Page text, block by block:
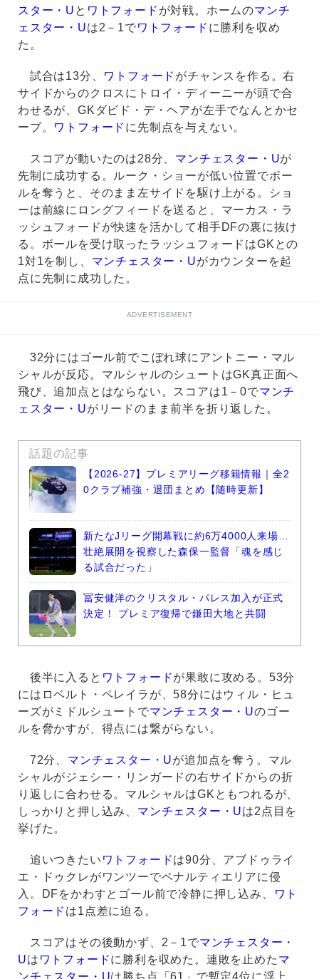
スター・U と ワトフォード が対戦。ホームのマンチ
ェスター・Uは2－1でワトフォード に勝利を収め
た。
試合は13分、 ワトフォード がチャンスを作る。右
サイドからのクロスにトロイ・ディーニーが頭で合
わせるが、GKダビド・デ・ヘアが左手でなんとかセ
ーブ。 ワトフォード に先制点を与えない。
スコアが動いたのは28分、 マンチェスター・Uが
先制に成功する。ルーク・ショーが低い位置でボー
ルを奪うと、そのまま左サイドを駆け上がる。ショ
ーは前線にロングフィードを送ると、マーカス・ラ
ッシュフォードが快速を活かして相手DFの裏に抜け
る。ボールを受け取ったラッシュフォードはGKとの
1対1を制し、 マンチェスター・Uがカウンターを起
点に先制に成功した。
ADVERTISEMENT
32分にはゴール前でこぼれ球にアントニー・マル
シャルが反応。マルシャルのシュートはGK真正面へ
飛び、追加点とはならない。スコアは1－0でマンチ
ェスター・Uがリードのまま前半を折り返した。
話題の記事
【2026-27】プレミアリーグ移籍情報｜全2
0クラブ補強・退団まとめ【随時更新】
新たなJリーグ開幕戦に約6万4000人来場…
壮絶展開を視察した森保一監督「魂を感じ
る試合だった」
冨安健洋のクリスタル・パレス加入が正式
決定！ プレミア復帰で鎌田大地と共闘
後半に入ると ワトフォードが果敢に攻める。53分
にはロベルト・ペレイラが、58分にはウィル・ヒュ
ーズがミドルシュートでマンチェスター・Uのゴー
ルを脅かすが、得点には繋がらない。
72分、 マンチェスター・Uが追加点を奪う。マル
シャルがジェシー・リンガードの右サイドからの折
り返しに合わせる。マルシャルはGKともつれるが、
しっかりと押し込み、 マンチェスター・Uは2点目を
挙げた。
追いつきたい ワトフォードは90分、アブドゥライ
エ・ドゥクレがワンツーでペナルティエリアに侵
入。DFをかわすとゴール前で冷静に押し込み、
ワト
フォード は1点差に迫る。
スコアはその後動かず、2－1でマンチェスター・
Uは ワトフォードに勝利を収めた。連敗を止めた マ
ンチェスター・Uは勝ち点「61」で暫定4位に浮上。